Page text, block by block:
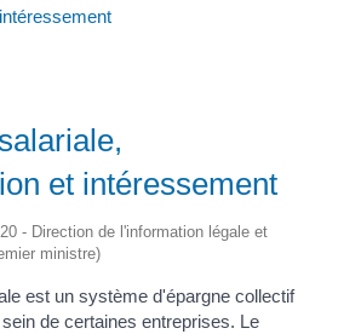
et intéressement
- Direction de l'information légale et
ministre)
est un système d'épargne collectif
de certaines entreprises. Le